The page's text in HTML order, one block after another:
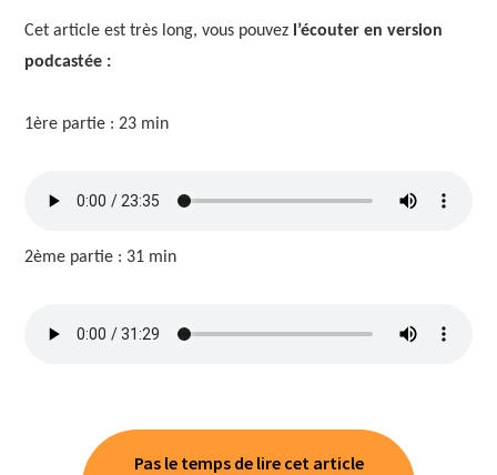
Cet article est très long, vous pouvez l’écouter en version
podcastée :
1ère partie : 23 min
2ème partie : 31 min
Pas le temps de lire cet article